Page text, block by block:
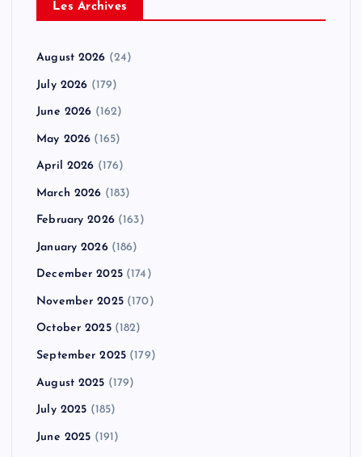
Les Archives
August 2026 (24)
July 2026 (179)
June 2026 (162)
May 2026 (165)
April 2026 (176)
March 2026 (183)
February 2026(163)
January 2026(186)
December 2025(174)
November 2025(170)
October 2025(182)
September 2025 (179)
August 2025 (179)
July 2025 (185)
June 2025 (191)